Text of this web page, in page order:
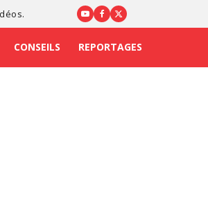
CONSEILS REPORTAGES